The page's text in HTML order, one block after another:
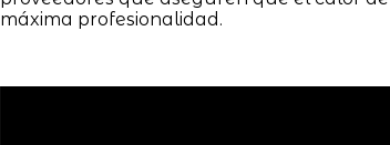
máxima profesionalidad.